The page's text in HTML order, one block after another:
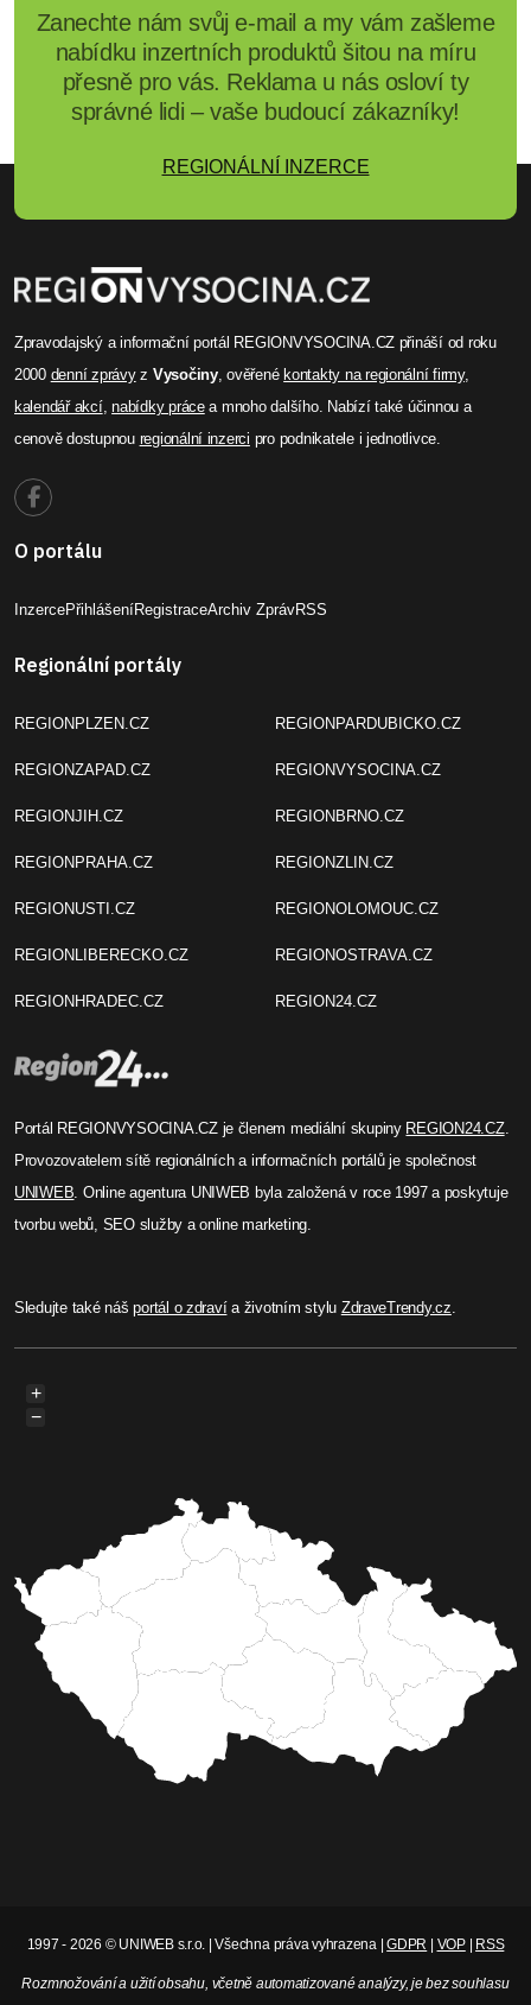
Zanechte nám svůj e-mail a my vám zašleme
nabídku inzertních produktů šitou na míru
přesně pro vás. Reklama u nás osloví ty
správné lidi – vaše budoucí zákazníky!
REGIONÁLNÍ INZERCE
Zpravodajský a informační portál REGIONVYSOCINA.CZ přináší od roku
2000 denní zprávyz Vysočiny, ověřenékontakty na regionální firmy,
kalendář akcí,nabídky prácea mnoho dalšího. Nabízí také účinnou a
cenově dostupnou regionální inzerci pro podnikatele i jednotlivce.
O portálu
InzercePřihlášeníRegistraceArchiv ZprávRSS
Regionální portály
REGIONPLZEN.CZ
REGIONZAPAD.CZ
REGIONJIH.CZ
REGIONPRAHA.CZ
REGIONUSTI.CZ
REGIONLIBERECKO.CZ
REGIONHRADEC.CZ
REGIONPARDUBICKO.CZ
REGIONVYSOCINA.CZ
REGIONBRNO.CZ
REGIONZLIN.CZ
REGIONOLOMOUC.CZ
REGIONOSTRAVA.CZ
REGION24.CZ
Portál REGIONVYSOCINA.CZ je členem mediální skupiny REGION24.CZ.
Provozovatelem sítě regionálních a informačních portálů je společnost
UNIWEB . Online agentura UNIWEB byla založená v roce 1997 a poskytuje
tvorbu webů, SEO služby a online marketing.
Sledujte také nášportál o zdravía životním stylu ZdraveTrendy.cz
+
−
1997 - 2026 © UNIWEB s.r.o. | Všechna práva vyhrazena |GDPR | VOP| RSS
Rozmnožování a užití obsahu, včetně automatizované analýzy, je bez souhlasu